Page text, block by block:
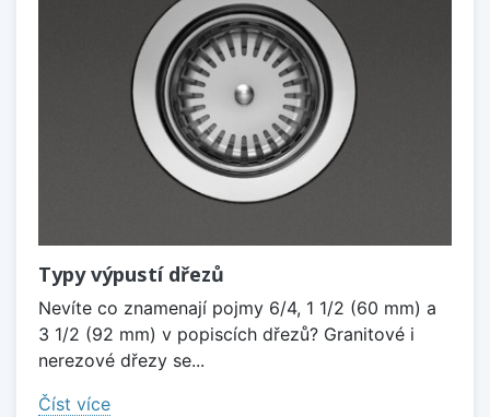
Typy výpustí dřezů
Nevíte co znamenají pojmy 6/4, 1 1/2 (60 mm) a
3 1/2 (92 mm) v popiscích dřezů? Granitové i
nerezové dřezy se...
Číst více